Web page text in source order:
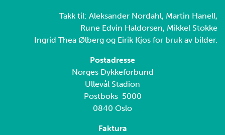
Takk til: Aleksander Nordahl, Martin Hanell,
Rune Edvin Haldorsen, Mikkel Stokke
Ingrid Thea Ølberg og Eirik Kjos for bruk av bilder.
Postadresse
Norges Dykkeforbund
Ullevål Stadion
Postboks 5000
0840 Oslo
Faktura